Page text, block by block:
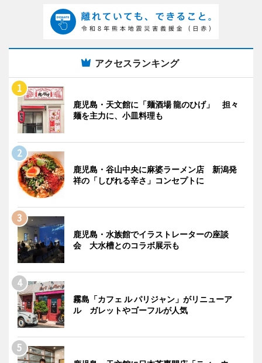
アクセスランキング
鹿児島・天文館に「麺酒場 龍のひげ」 担々
麺を主力に、小皿料理も
鹿児島・谷山中央に麻婆ラーメン店 新潟発
祥の「しびれる辛さ」コンセプトに
鹿児島・水族館でイラストレーターの座談
会 大水槽とのコラボ展示も
霧島「カフェ ル パリジャン」がリニューア
ル ガレットやゴーフルが人気